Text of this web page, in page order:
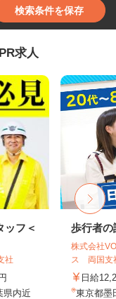
検索条件を保存
求人
ッフ＜
社
内近
歩行者の
株式会社
ス 両国支
日給
東京都墨